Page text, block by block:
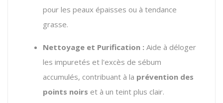
pour les peaux épaisses ou à tendance
grasse.
Nettoyage et Purification : Aide à déloger
les impuretés et l'excès de sébum
accumulés, contribuant à la prévention des
points noirs et à un teint plus clair.